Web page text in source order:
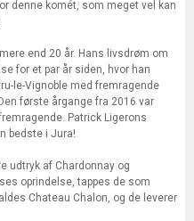
denne komét, som meget vel kan
end 20 år. Hans livsdrøm om
for et par år siden, hvor han
le-Vignoble med fremragende
første årgange fra 2016 var
Patrick Ligerons
bedste i Jura!
udtryk af Chardonnay og
oprindelse, tappes de som
Chateau Chalon, og de leverer